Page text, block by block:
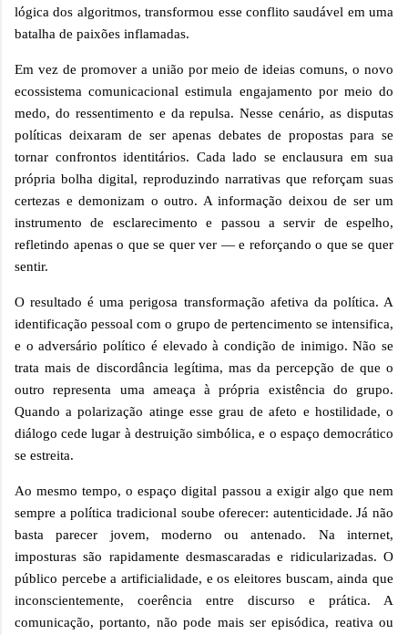
lógica dos algoritmos, transformou esse conflito saudável em uma
batalha de paixões inflamadas.
Em vez de promover a união por meio de ideias comuns, o novo
ecossistema comunicacional estimula engajamento por meio do
medo, do ressentimento e da repulsa. Nesse cenário, as disputas
políticas deixaram de ser apenas debates de propostas para se
tornar confrontos identitários. Cada lado se enclausura em sua
própria bolha digital, reproduzindo narrativas que reforçam suas
certezas e demonizam o outro. A informação deixou de ser um
instrumento de esclarecimento e passou a servir de espelho,
refletindo apenas o que se quer ver — e reforçando o que se quer
sentir.
O resultado é uma perigosa transformação afetiva da política. A
identificação pessoal com o grupo de pertencimento se intensifica,
e o adversário político é elevado à condição de inimigo. Não se
trata mais de discordância legítima, mas da percepção de que o
outro representa uma ameaça à própria existência do grupo.
Quando a polarização atinge esse grau de afeto e hostilidade, o
diálogo cede lugar à destruição simbólica, e o espaço democrático
se estreita.
Ao mesmo tempo, o espaço digital passou a exigir algo que nem
sempre a política tradicional soube oferecer: autenticidade. Já não
basta parecer jovem, moderno ou antenado. Na internet,
imposturas são rapidamente desmascaradas e ridicularizadas. O
público percebe a artificialidade, e os eleitores buscam, ainda que
inconscientemente, coerência entre discurso e prática. A
comunicação, portanto, não pode mais ser episódica, reativa ou